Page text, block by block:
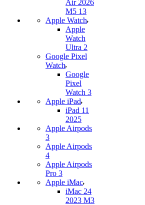
Air 2026
M5 13
Apple Watch
Apple
Watch
Ultra 2
Google Pixel
Watch
Google
Pixel
Watch 3
Apple iPad
iPad 11
2025
Apple Airpods
3
Apple Airpods
4
Apple Airpods
Pro 3
Apple iMac
iMac 24
2023 M3